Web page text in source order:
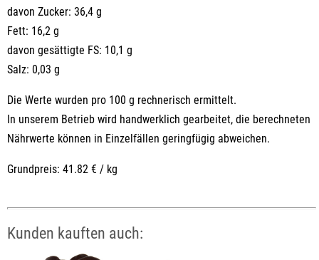
davon Zucker: 36,4 g
Fett: 16,2 g
davon gesättigte FS: 10,1 g
Salz: 0,03 g
Die Werte wurden pro 100 g rechnerisch ermittelt.
In unserem Betrieb wird handwerklich gearbeitet, die berechneten
Nährwerte können in Einzelfällen geringfügig abweichen.
Grundpreis: 41.82 € / kg
Kunden kauften auch: